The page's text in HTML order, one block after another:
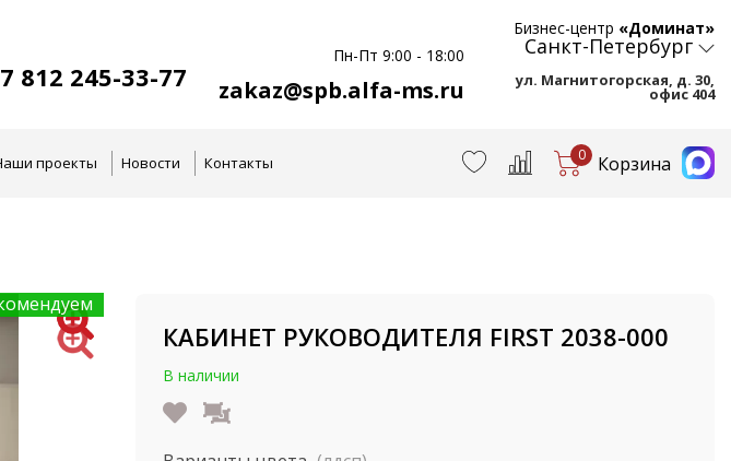
812 245-33-77
Пн-Пт 9:00 - 18:00
zakaz@spb.alfa-ms.ru
Бизнес-центр «Доминат»
Санкт-Петербург
ул. Магнитогорская, д. 30,
офис 404
проекты Новости Контакты 0 Корзина
КАБИНЕТ РУКОВОДИТЕЛЯ FIRST 2038-000
В наличии